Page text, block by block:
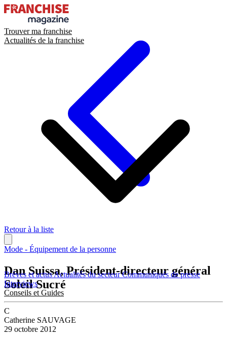
Trouver ma franchise
Actualités de la franchise
Brèves et actusActualités du secteurCommuniqués de presse
Interviews
Conseils et Guides
Retour à la liste
Mode - Équipement de la personne
Dan Suissa, Président-directeur général
Soleil Sucré
C
Catherine SAUVAGE
29 octobre 2012